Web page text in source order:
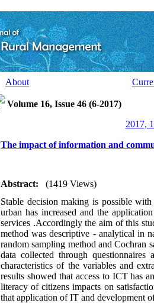
About
Volume 16, Issue 46 (6-2017)
2017,
The impact of information and
Abstract:
(1419 Views)
Stable decision making is possible
urban has increased and the
services .Accordingly the aim of this
method was descriptive - analytical in
random sampling method and Cochran
data collected through
characteristics of the variables and
results showed that access to ICT has
literacy of citizens impacts on
that application of IT and development